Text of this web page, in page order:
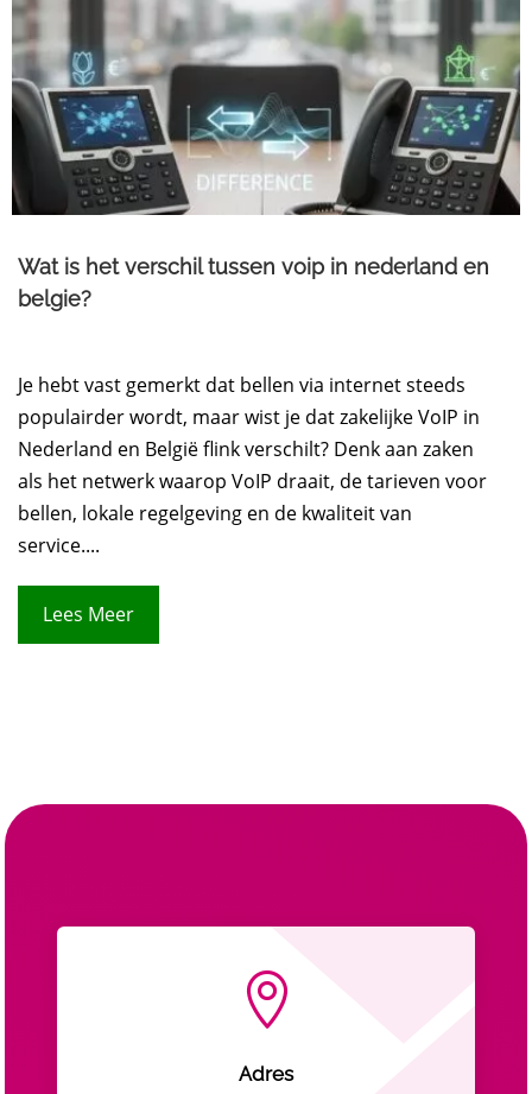
Wat is het verschil tussen voip in nederland en
belgie?
Je hebt vast gemerkt dat bellen via internet steeds
populairder wordt, maar wist je dat zakelijke VoIP in
Nederland en België flink verschilt? Denk aan zaken
als het netwerk waarop VoIP draait, de tarieven voor
bellen, lokale regelgeving en de kwaliteit van
service....
Lees Meer

Adres